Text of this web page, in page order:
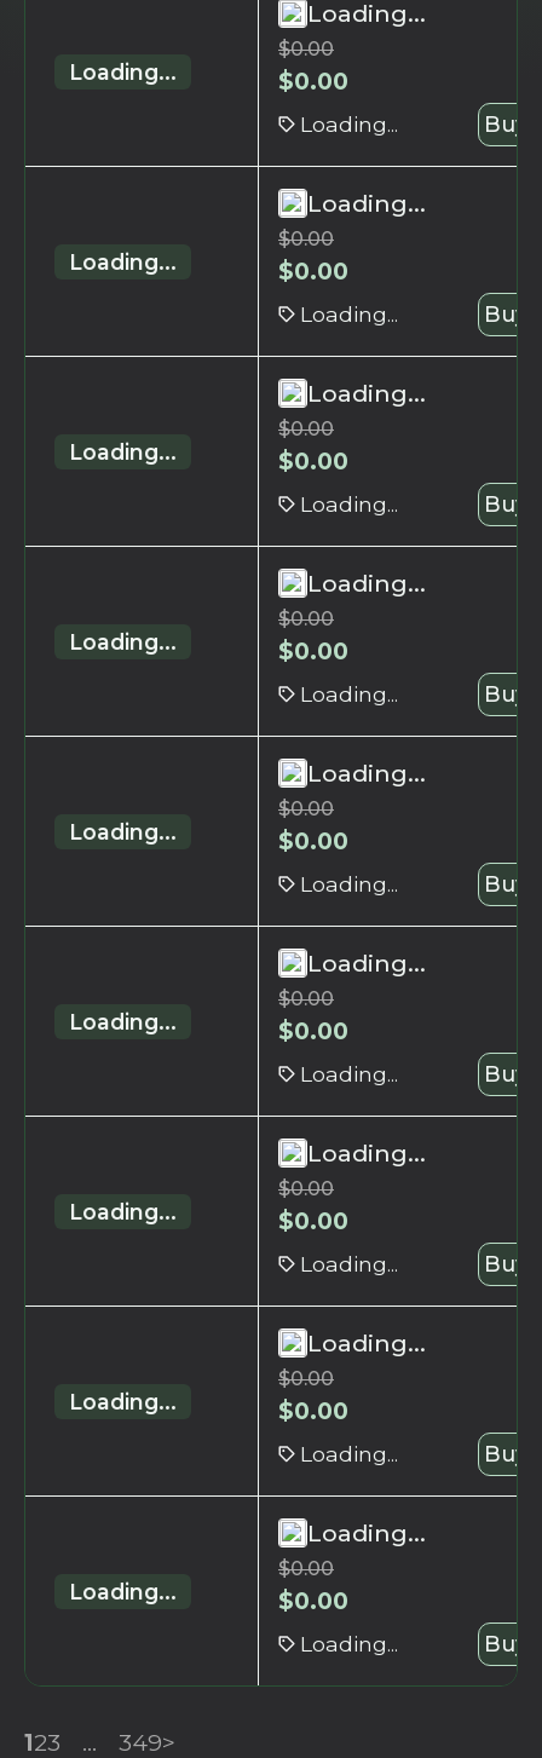
Loading...
Loading...
$0.00
$0.00
Loading... Buy
Loading...
Loading...
$0.00
$0.00
Loading... Buy
Loading...
Loading...
$0.00
$0.00
Loading... Buy
Loading...
Loading...
$0.00
$0.00
Loading... Buy
Loading...
Loading...
$0.00
$0.00
Loading... Buy
Loading...
Loading...
$0.00
$0.00
Loading... Buy
Loading...
Loading...
$0.00
$0.00
Loading... Buy
Loading...
Loading...
$0.00
$0.00
Loading... Buy
Loading...
Loading...
$0.00
$0.00
Loading... Buy
123 ... 349>